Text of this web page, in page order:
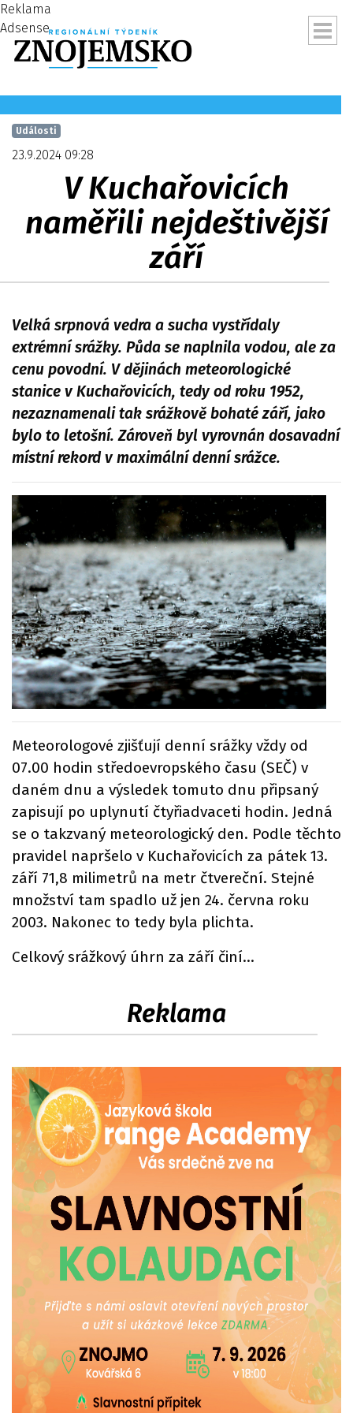
Reklama
Adsense
Události
23.9.2024 09:28
V Kuchařovicích
naměřili nejdeštivější
září
Velká srpnová vedra a sucha vystřídaly
extrémní srážky. Půda se naplnila vodou, ale za
cenu povodní. V dějinách meteorologické
stanice v Kuchařovicích, tedy od roku 1952,
nezaznamenali tak srážkově bohaté září, jako
bylo to letošní. Zároveň byl vyrovnán dosavadní
místní rekord v maximální denní srážce.
Meteorologové zjišťují denní srážky vždy od
07.00 hodin středoevropského času (SEČ) v
daném dnu a výsledek tomuto dnu připsaný
zapisují po uplynutí čtyřiadvaceti hodin. Jedná
se o takzvaný meteorologický den. Podle těchto
pravidel napršelo v Kuchařovicích za pátek 13.
září 71,8 milimetrů na metr čtvereční. Stejné
množství tam spadlo už jen 24. června roku
2003. Nakonec to tedy byla plichta.
Celkový srážkový úhrn za září činí…
Reklama